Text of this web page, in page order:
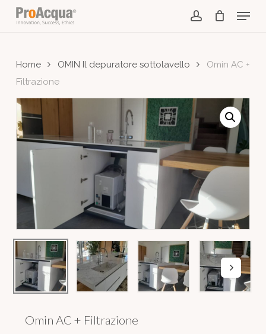
Skip
Menu
Home OMIN Il depuratore sottolavello
Omin AC +
Filtrazione
Omin AC + Filtrazione